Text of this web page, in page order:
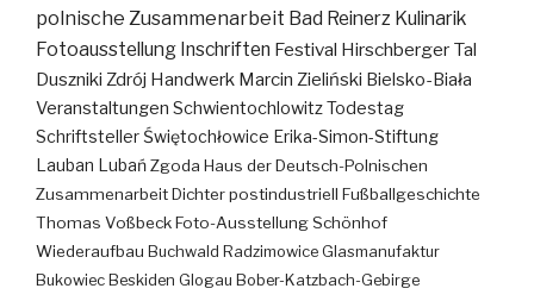
polnische Zusammenarbeit Bad Reinerz Kulinarik
Fotoausstellung Inschriften Festival Hirschberger Tal
Duszniki Zdrój Handwerk Marcin Zieliński Bielsko-Biała
Veranstaltungen SchwientochlowitzTodestag
SchriftstellerŚwiętochłowice Erika-Simon-Stiftung
Lauban LubańZgoda Haus der Deutsch-Polnischen
ZusammenarbeitDichterpostindustriell Fußballgeschichte
Thomas VoßbeckFoto-AusstellungSchönhof
Wiederaufbau Buchwald Radzimowice Glasmanufaktur
Bukowiec Beskiden Glogau Bober-Katzbach-Gebirge